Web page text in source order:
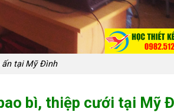
ấn tại Mỹ Đình
bì, thiệp cưới tại Mỹ